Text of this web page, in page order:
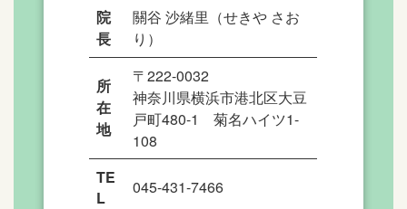
院
長
關谷 沙緒里（せきや さお
り）
所
在
地
〒222-0032
神奈川県横浜市港北区大豆
戸町480-1 菊名ハイツ1-
108
TE
L
045-431-7466